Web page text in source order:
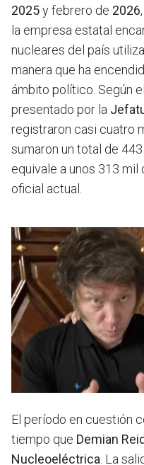
2025y febrero de 2026
la empresa estatal
nucleares del país
manera que ha
ámbito político. Según
presentado por la
registraron casi cuatro
sumaron un total de
equivale a unos 313
oficial actual.
El período en cuestión
tiempo que Demian
Nucleoeléctrica . La